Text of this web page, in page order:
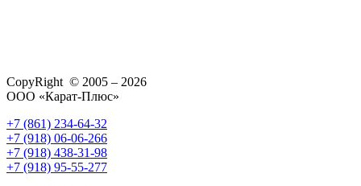
CopyRight © 2005 – 2026
ООО «Карат-Плюс»
+7 (861) 234-64-32
+7 (918) 06-06-266
+7 (918) 438-31-98
+7 (918) 95-55-277